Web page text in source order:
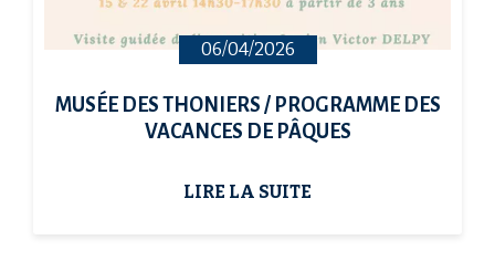
06/04/2026
MUSÉE DES THONIERS / PROGRAMME DES
VACANCES DE PÂQUES
LIRE LA SUITE